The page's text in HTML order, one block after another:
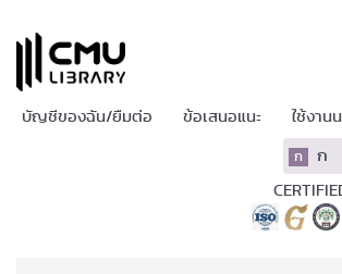
บัญชีของฉัน/ยืมต่อ ข้อเสนอแนะ ใช้งาน
ก ก